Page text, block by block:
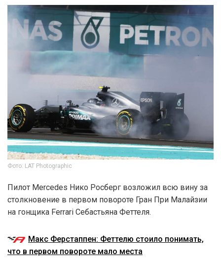
Фото: LAT Photographic
Пилот Mercedes Нико Росберг возложил всю вину за
столкновение в первом повороте Гран При Малайзии
на гонщика Ferrari Себастьяна Феттеля.
Макс Ферстаппен: Феттелю стоило понимать,
что в первом повороте мало места